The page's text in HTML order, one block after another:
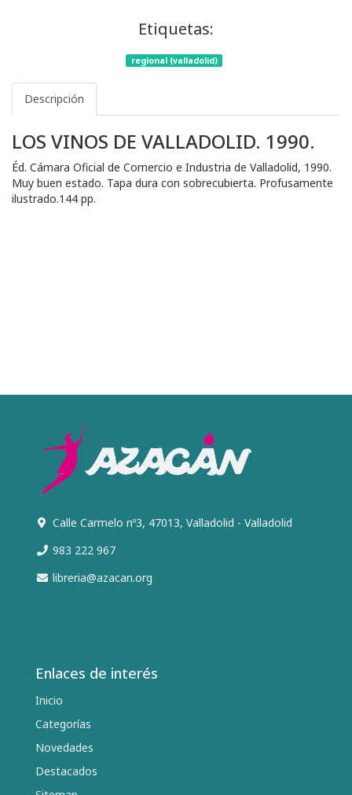
Etiquetas:
regional (valladolid)
Descripción
LOS VINOS DE VALLADOLID. 1990.
Éd. Cámara Oficial de Comercio e Industria de Valladolid, 1990.
Muy buen estado. Tapa dura con sobrecubierta. Profusamente
ilustrado.144 pp.
Calle Carmelo nº3, 47013, Valladolid - Valladolid
983 222 967
libreria@azacan.org
Enlaces de interés
Inicio
Categorías
Novedades
Destacados